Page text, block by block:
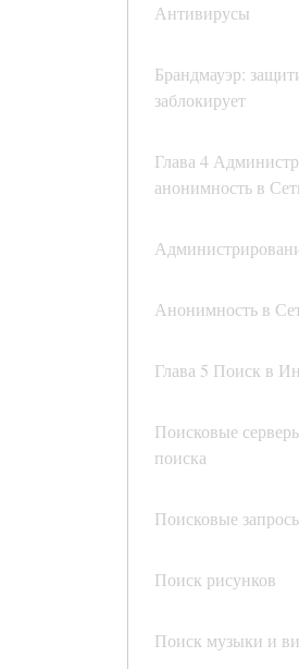
Антивирусы
Брандмауэр:
заблокирует
Глава 4
анонимность в
Анонимность в
Глава 5 Поиск в
Поисковые
поиска
Поисковые
Поиск рисунков
Поиск музыки и